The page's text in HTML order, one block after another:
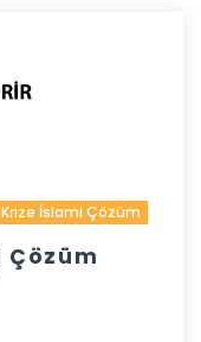
İslami Çözüm
Çözüm